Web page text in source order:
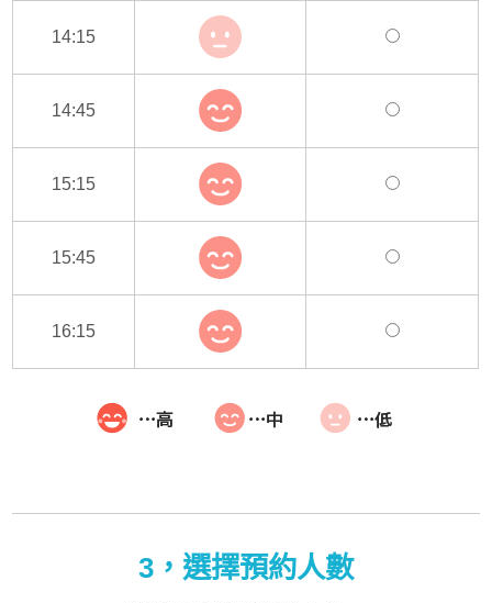
14:15
14:45
15:15
15:45
16:15
3，選擇預約人數